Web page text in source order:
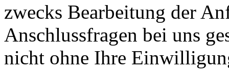
zwecks Bearbeitung der
Anschlussfragen bei uns
nicht ohne Ihre